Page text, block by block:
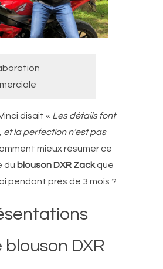
disait « Les détails font
et la perfection n’est pas
mieux résumer ce
du blouson DXR Zackque
pendant près de 3 mois ?
blouson DXR